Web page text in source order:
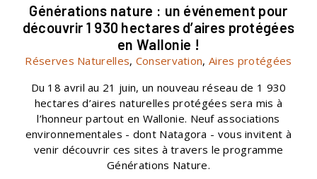
Générations nature : un événement pour
découvrir 1 930 hectares d’aires protégées
en Wallonie !
Réserves Naturelles, Conservation, Aires protégées
Du 18 avril au 21 juin, un nouveau réseau de 1 930
hectares d’aires naturelles protégées sera mis à
l’honneur partout en Wallonie. Neuf associations
environnementales - dont Natagora - vous invitent à
venir découvrir ces sites à travers le programme
Générations Nature.